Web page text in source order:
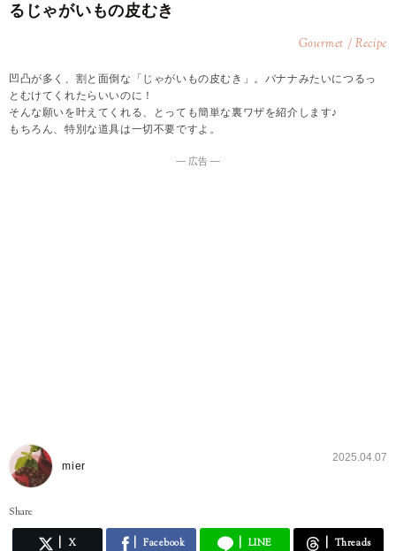
るじゃがいもの皮むき
Gourmet / Recipe
凹凸が多く、割と面倒な「じゃがいもの皮むき」。バナナみたいにつるっ
とむけてくれたらいいのに！
そんな願いを叶えてくれる、とっても簡単な裏ワザを紹介します♪
もちろん、特別な道具は一切不要ですよ。
― 広告 ―
mier
2025.04.07
Share
X Facebook LINE Threads